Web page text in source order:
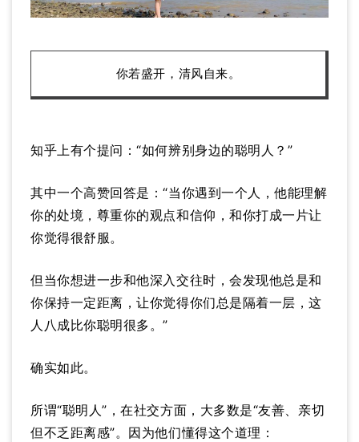
你若盛开，清风自来。
知乎上有个提问：“如何辨别身边的聪明人？”
其中一个高赞回答是：“当你遇到一个人，他能理解
你的处境，尊重你的观点和信仰，和你打成一片让
你觉得很舒服。
但当你想进一步和他深入交往时，会发现他总是和
你保持一定距离，让你觉得你们总是隔着一层，这
人八成比你聪明很多。”
确实如此。
所谓“聪明人”，在社交方面，大多数是“友善、亲切
但不乏距离感”。因为他们懂得这个道理：